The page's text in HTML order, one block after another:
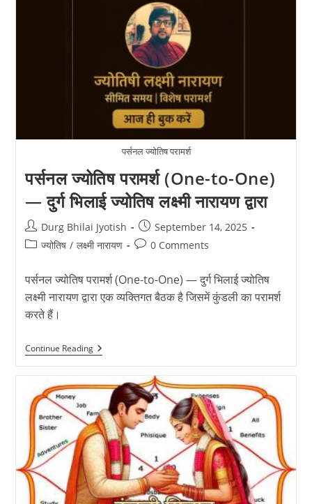
नारायण
से
उपाय
पर्सनल ज्योतिष परामर्श
पर्सनल ज्योतिष परामर्श (One-to-One)
— दुर्ग भिलाई ज्योतिष लक्ष्मी नारायण द्वारा
Post
author:
Durg Bhilai Jyotish
Post
published:
September 14, 2025
Postज्योतिष / लक्ष्मी नारायण
Post0 Comments
पर्सनल ज्योतिष परामर्श (One-to-One) — दुर्ग भिलाई ज्योतिष
लक्ष्मी नारायण द्वारा एक व्यक्तिगत बैठक है जिसमें कुंडली का परामर्श
करते हैं।
Continue Readingपर्सनल
ज्योतिष
(One-
To-
One)
—
दुर्ग
भिलाई
ज्योतिष
लक्ष्मी
नारायण
द्वारा